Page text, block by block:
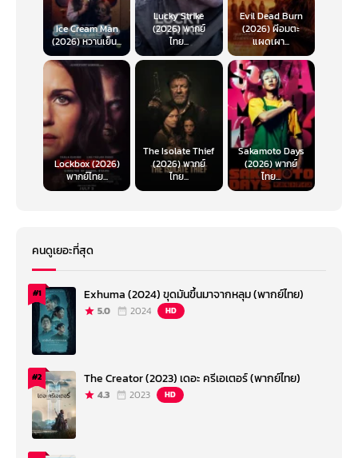
Ice Cream Man
(2026) หวานเย็น...
Lucky Strike
(2026) พากย์
ไทย...
Evil Dead Burn
(2026) ผีอมตะ
แผดเผา...
Lockbox (2026)
พากย์ไทย...
The Isolate Thief
(2026) พากย์
ไทย...
Sakamoto Days
(2026) พากย์
ไทย...
คนดูเยอะที่สุด
#1 Exhuma (2024) ขุดมันขึ้นมาจากหลุม (พากย์ไทย)
5.0 2024 HD
#2 The Creator (2023) เดอะ ครีเอเตอร์ (พากย์ไทย)
4.3 2023 HD